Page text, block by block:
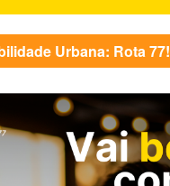
Urbana: Rota 77!